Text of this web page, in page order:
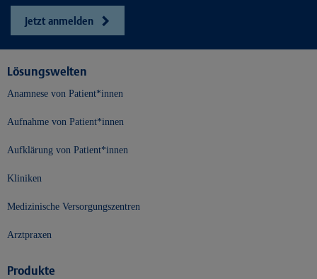
Jetzt anmelden
Lösungswelten
Anamnese von Patient*innen
Aufnahme von Patient*innen
Aufklärung von Patient*innen
Kliniken
Medizinische Versorgungszentren
Arztpraxen
Produkte